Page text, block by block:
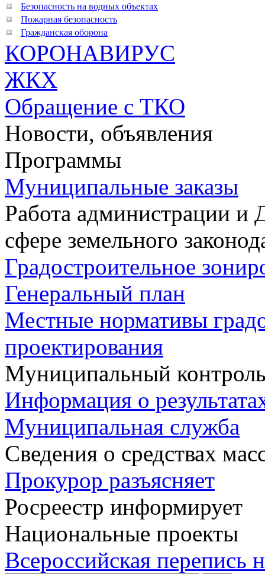
Безопасность на водных объектах
Пожарная безопасность
Гражданская оборона
КОРОНАВИРУС
ЖКХ
Обращение с ТКО
Новости, объявления
Программы
Муниципальные заказы
Работа администрации и
сфере земельного
Градостроительное
Генеральный план
Местные нормативы
проектирования
Муниципальный
Информация о
Муниципальная служба
Сведения о средствах
Прокурор разъясняет
Росреестр информирует
Национальные проекты
Всероссийская перепись